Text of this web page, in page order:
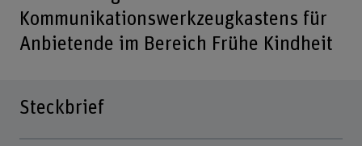
Kommunikationswerkzeugkastens für
Anbietende im Bereich Frühe Kindheit
Steckbrief